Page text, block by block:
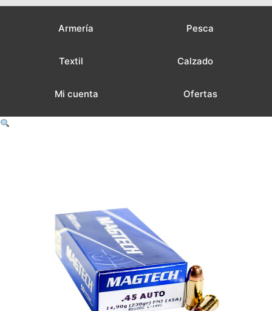
Armería Pesca
Textil Calzado
Mi cuenta Ofertas